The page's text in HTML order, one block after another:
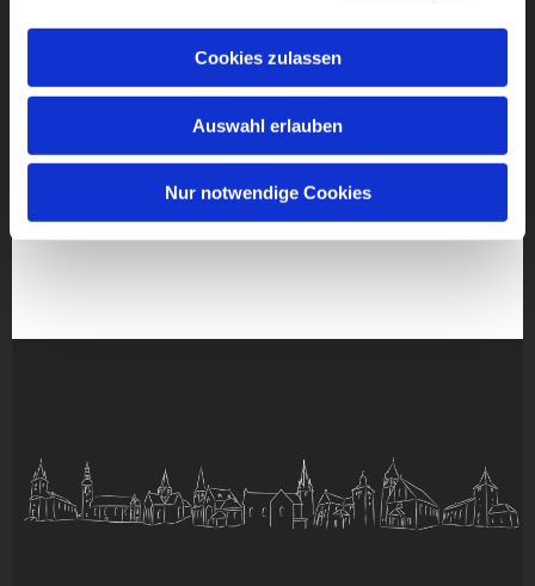
Cookies zulassen
Auswahl erlauben
Nur notwendige Cookies